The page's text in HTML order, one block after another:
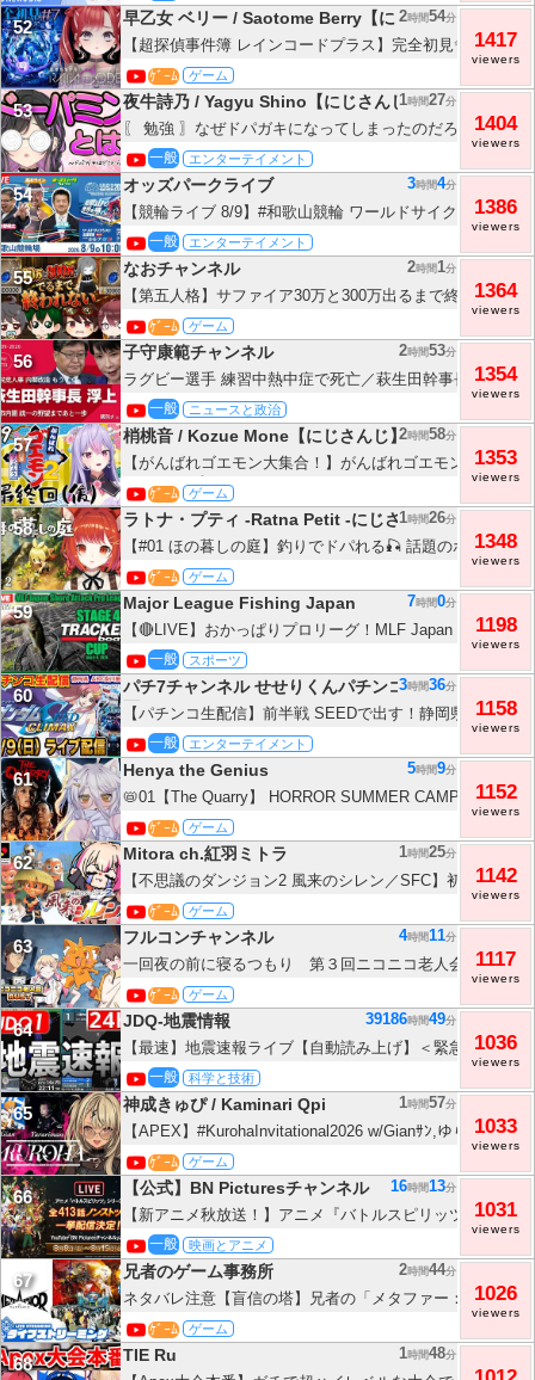
52 早乙女 ベリー / Saotome Berry【にじさんじ】
【超探偵事件簿 レインコードプラス】完全初見✨レイン
7【早乙女ベリー/にじさんじ】
ｹﾞｰﾑ ゲーム
2時間54分
1417
viewers
53 夜牛詩乃 / Yagyu Shino【にじさんじ】
〖 勉強 〗なぜドパガキになってしまったのだろう🧠ドー
じさんじ / 夜牛詩乃 〗
一般 エンターテイメント
1時間27分
1404
viewers
54 オッズパークライブ
【競輪ライブ 8/9】#和歌山競輪 ワールドサイクリスト支
日 小野俊之/鈴木誠/高木ライン
一般 エンターテイメント
3時間4分
1386
viewers
55 なおチャンネル
【第五人格】サファイア30万と300万出るまで終われませ
【IdentityV】＃手記のオワーレン
ｹﾞｰﾑ ゲーム
2時間1分
1364
viewers
56 子守康範チャンネル
ラグビー選手 練習中熱中症で死亡／萩生田幹事長案浮上
一教会の野望実現へ／香椎なつ 兵庫から撤退宣言 片山安
さいとう元彦後援会 推し活寄付多数 神戸新聞
一般 ニュースと政治
2時間53分
1354
viewers
57 梢桃音 / Kozue Mone【にじさんじ】
【がんばれゴエモン大集合！】がんばれゴエモン2 奇天
最終回(仮)🏯【にじさんじ/梢桃音】
ｹﾞｰﾑ ゲーム
2時間58分
1353
viewers
58 ラトナ・プティ -Ratna Petit -にじさんじ所属
【#01 ほの暮しの庭】釣りでドパれる🎣 話題のホラー ×
ネタバレあり【ラトナ・プティ/にじさんじ】
ｹﾞｰﾑ ゲーム
1時間26分
1348
viewers
59 Major League Fishing Japan
【🔴LIVE】おかっぱりプロリーグ！MLF Japan Shore
STAGE 4 TRACKER Boats CUP Day2【バス釣り/霞ヶ浦/
一般 スポーツ
7時間0分
1198
viewers
60
パチ7チャンネル せせりくんパチンコパチスロ生配信
画【パチンコ生配信】前半戦 SEEDで出す！静岡県 ABC掛
信！ 良さげな台を実戦予定!!【パチンコライブ】【パチス
りくん】
一般 エンターテイメント
3時間36分
1158
viewers
61 Henya the Genius
📛01【The Quarry】 HORROR SUMMER CAMP DAYO!
ｹﾞｰﾑ ゲーム
5時間9分
1152
viewers
62 Mitora ch.紅羽ミトラ
【不思議のダンジョン2 風来のシレン／SFC】初めてのシ
【紅羽ミトラ/Vtuber】
ｹﾞｰﾑ ゲーム
1時間25分
1142
viewers
63 フルコンチャンネル
一回夜の前に寝るつもり 第３回ニコニコ老人会RUST
点】#ニコニコ老人会RUST
ｹﾞｰﾑ ゲーム
4時間11分
1117
viewers
64 JDQ-地震情報
【最速】地震速報ライブ【自動読み上げ】＜緊急地震速報
情報・雨雲レーダー＞
一般 科学と技術
39186時間49分
1036
viewers
65 神成きゅぴ / Kaminari Qpi
【APEX】#KurohaInvitational2026 w/Gianｻﾝ,ゆらりまんｻ
神成きゅぴ】
ｹﾞｰﾑ ゲーム
1時間57分
1033
viewers
66 【公式】BN Picturesチャンネル
【新アニメ秋放送！】アニメ『バトルスピリッツ』歴代シ
ンストップ一挙ライブ配信中！
一般 映画とアニメ
16時間13分
1031
viewers
67 兄者のゲーム事務所
ネタバレ注意【盲信の塔】兄者の「メタファー：リファン
【2BRO.】
ｹﾞｰﾑ ゲーム
2時間44分
1026
viewers
68 TIE Ru 1時間48分